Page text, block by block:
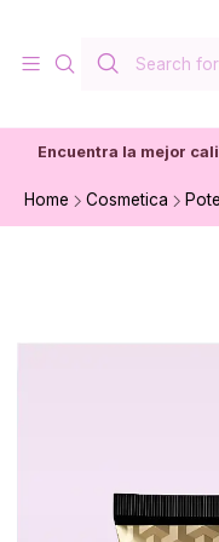
Encuentra la mejor
Home Cosmetica